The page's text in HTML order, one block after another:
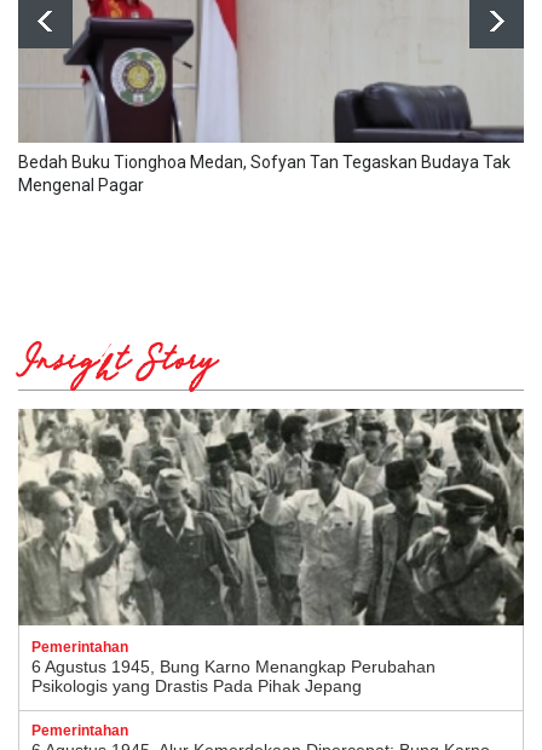
Bedah Buku Tionghoa Medan, Sofyan Tan Tegaskan Budaya Tak
Mengenal Pagar
Insight Story
Pemerintahan
6 Agustus 1945, Bung Karno Menangkap Perubahan
Psikologis yang Drastis Pada Pihak Jepang
Pemerintahan